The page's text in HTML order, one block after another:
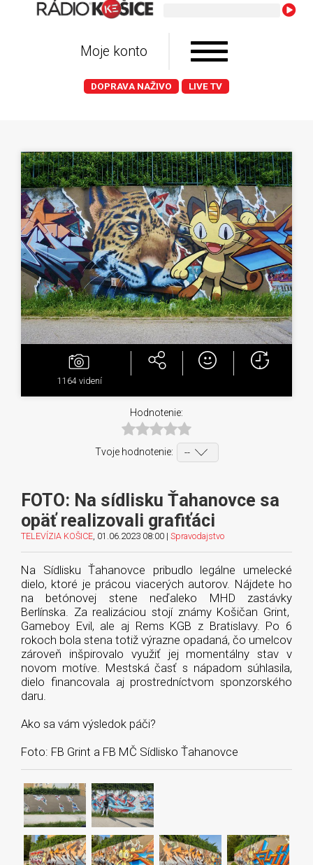
Moje konto
DOPRAVA NAŽIVO LIVE TV
1164 videní
Hodnotenie:
Tvoje hodnotenie:
FOTO: Na sídlisku Ťahanovce sa
opäť realizovali grafiťáci
TELEVÍZIA KOŠICE , 01.06.2023 08:00 | Spravodajstvo
Na Sídlisku Ťahanovce pribudlo legálne umelecké
dielo, ktoré je prácou viacerých autorov. Nájdete ho
na betónovej stene neďaleko MHD zastávky
Berlínska. Za realizáciou stojí známy Košičan Grint,
Gameboy Evil, ale aj Rems KGB z Bratislavy. Po 6
rokoch bola stena totiž výrazne opadaná, čo umelcov
zároveň inšpirovalo využiť jej momentálny stav v
novom motíve. Mestská časť s nápadom súhlasila,
dielo financovala aj prostredníctvom sponzorského
daru.
Ako sa vám výsledok páči?
Foto: FB Grint a FB MČ Sídlisko Ťahanovce